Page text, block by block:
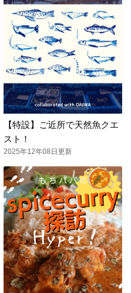
【特設】ご近所で天然魚クエ
スト！
2025年12年08日更新